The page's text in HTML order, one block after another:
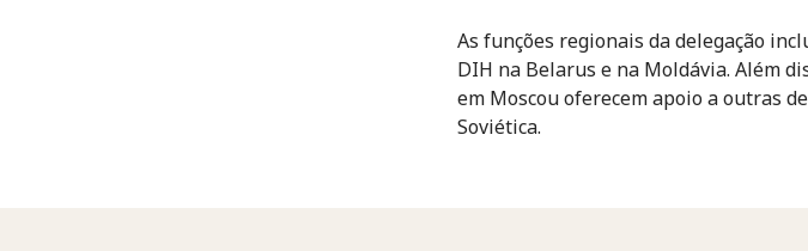
As funções regionais da delegação
DIH na Belarus e na Moldávia. Além
em Moscou oferecem apoio a outras
Soviética.